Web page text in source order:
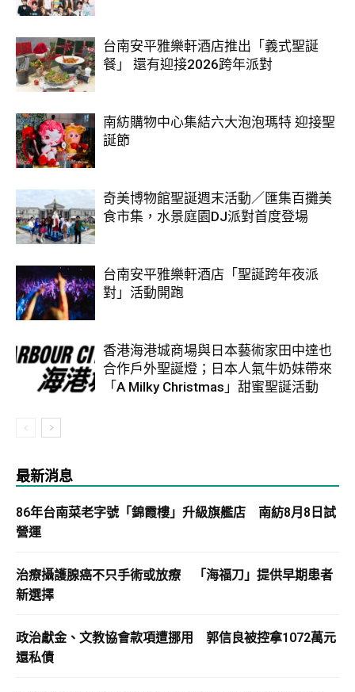
台南安平雅樂軒酒店推出「義式聖誕
餐」 還有迎接2026跨年派對
南紡購物中心集結六大泡泡瑪特 迎接聖
誕節
奇美博物館聖誕週末活動／匯集百攤美
食市集，水景庭園DJ派對首度登場
台南安平雅樂軒酒店「聖誕跨年夜派
對」活動開跑
香港海港城商場與日本藝術家田中達也
合作戶外聖誕燈；日本人氣牛奶妹帶來
「A Milky Christmas」甜蜜聖誕活動
最新消息
86年台南菜老字號「錦霞樓」升級旗艦店 南紡8月8日試
營運
治療攝護腺癌不只手術或放療 「海福刀」提供早期患者
新選擇
政治獻金、文教協會款項遭挪用 郭信良被控拿1072萬元
還私債